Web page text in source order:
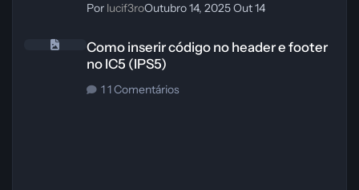
Por lucif3roOutubro 14, 2025Out 14
Como inserir código no header e footer
no IC5 (IPS5)
1 Comentários